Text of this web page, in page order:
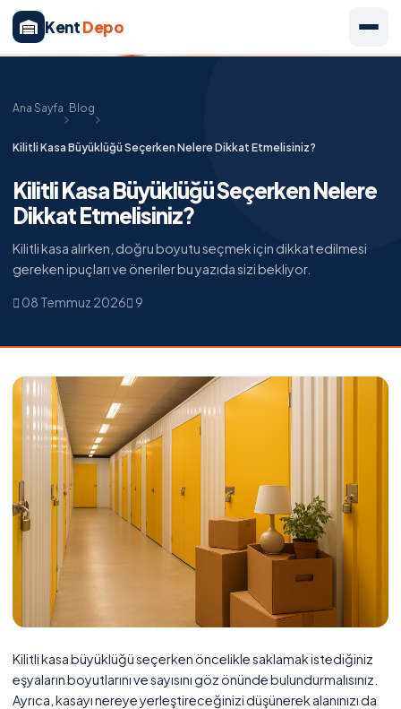
KentDepo
Ana Sayfa Blog
Kilitli Kasa Büyüklüğü Seçerken Nelere Dikkat Etmelisiniz?
Kilitli Kasa Büyüklüğü Seçerken Nelere
Dikkat Etmelisiniz?
Kilitli kasa alırken, doğru boyutu seçmek için dikkat edilmesi
gereken ipuçları ve öneriler bu yazıda sizi bekliyor.
08 Temmuz 2026 9
Kilitli kasa büyüklüğü seçerken öncelikle saklamak istediğiniz
eşyaların boyutlarını ve sayısını göz önünde bulundurmalısınız.
Ayrıca, kasayı nereye yerleştireceğinizi düşünerek alanınızı da